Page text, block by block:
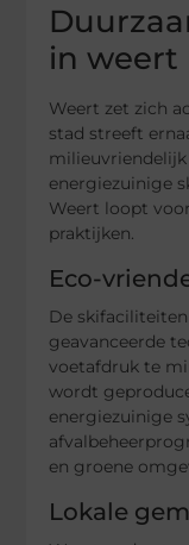
in weert
Weert zet zich
stad streeft
energiezuinige
Weert loopt
praktijken.
Eco-
De
geavanceerde
voetafdruk te
wordt
energiezuinige
en groene
Lokale